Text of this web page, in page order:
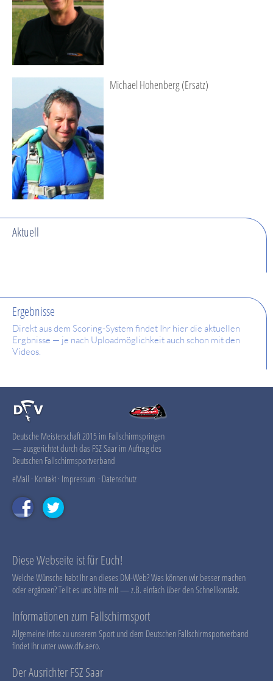
Michael Hohenberg (Ersatz)
Aktuell
Ergebnisse
Direkt aus dem Scoring-System findet Ihr hier die aktuellen
Ergbnisse — je nach Uploadmöglichkeit auch schon mit den
Videos.
Deutsche Meisterschaft 2015 im Fallschirmspringen
— ausgerichtet durch das FSZ Saar im Auftrag des
Deutschen Fallschirmsportverband
eMail · Kontakt · Impressum · Datenschutz
Diese Webseite ist für Euch!
Welche Wünsche habt Ihr an dieses DM-Web? Was können wir besser machen
oder ergänzen? Teilt es uns bitte mit — z.B. einfach über den Schnellkontakt.
Informationen zum Fallschirmsport
Allgemeine Infos zu unserem Sport und dem Deutschen Fallschirmsportverband
findet Ihr unterwww.dfv.aero.
Der Ausrichter FSZ Saar